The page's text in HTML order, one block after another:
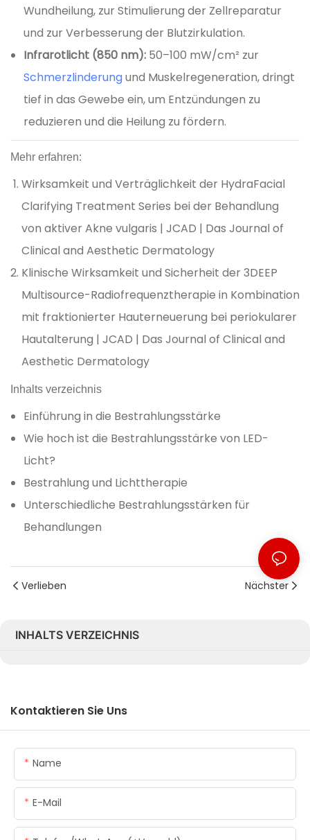
Wundheilung, zur Stimulierung der Zellreparatur
und zur Verbesserung der Blutzirkulation.
Infrarotlicht (850 nm): 50–100 mW/cm² zur
Schmerzlinderungund Muskelregeneration, dringt
tief in das Gewebe ein, um Entzündungen zu
reduzieren und die Heilung zu fördern.
Mehr erfahren:
Wirksamkeit und Verträglichkeit der HydraFacial
Clarifying Treatment Series bei der Behandlung
von aktiver Akne vulgaris | JCAD | Das Journal of
Clinical and Aesthetic Dermatology
Klinische Wirksamkeit und Sicherheit der 3DEEP
Multisource-Radiofrequenztherapie in Kombination
mit fraktionierter Hauterneuerung bei periokularer
Hautalterung | JCAD | Das Journal of Clinical and
Aesthetic Dermatology
Inhalts verzeichnis
Einführung in die Bestrahlungsstärke
Wie hoch ist die Bestrahlungsstärke von LED-
Licht?
Bestrahlung und Lichttherapie
Unterschiedliche Bestrahlungsstärken für
Behandlungen
Verlieben Nächster
INHALTS VERZEICHNIS
Kontaktieren Sie Uns
Name
E-Mail